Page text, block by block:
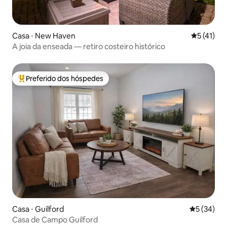
Casa ⋅ New Haven 5 de uma
5 (41)
A joia da enseada — retiro costeiro histórico
Entre os melhores preferidos dos hóspedes
Preferido dos hóspedes
Casa ⋅ Guilford 5 de uma
5 (34)
Casa de Campo Guilford